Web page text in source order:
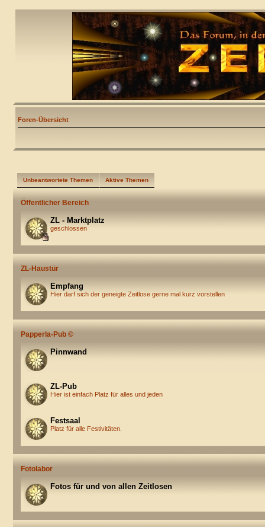
Foren-Übersicht
Unbeantwortete Themen Aktive Themen
Öffentlicher Bereich
ZL - Marktplatz
geschlossen
ZL-Haustür
Empfang
Hier darf sich der geneigte Zeitlose gerne mal kurz vorstellen
Papperla-Pub ©
Pinnwand
ZL-Pub
Hier ist einfach Platz für alles und jeden
Festsaal
Platz für alle Festivitäten.
Fotolabor
Fotos für und von allen Zeitlosen